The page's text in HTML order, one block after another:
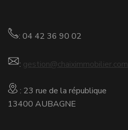
: 04 42 36 90 02
: gestion@chaiximmobilier.com
: 23 rue de la république
13400 AUBAGNE